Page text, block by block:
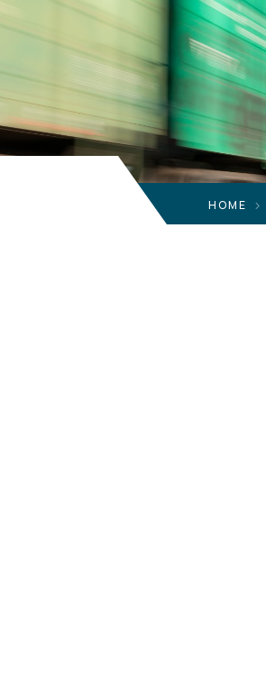
HOME